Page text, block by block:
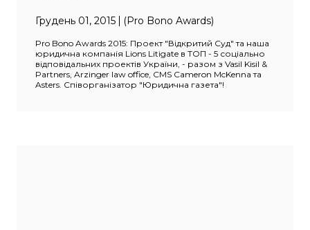
Грудень 01, 2015 (Pro Bono Awards)
Pro Bono Awards 2015: Проект "Відкритий Суд" та наша
юридична компанія Lions Litigate в ТОП - 5 соціально
відповідальних проектів України, - разом з Vasil Kisil &
Partners, Arzinger law office, CMS Cameron McKenna та
Asters. Співорганізатор "Юридична газета"!